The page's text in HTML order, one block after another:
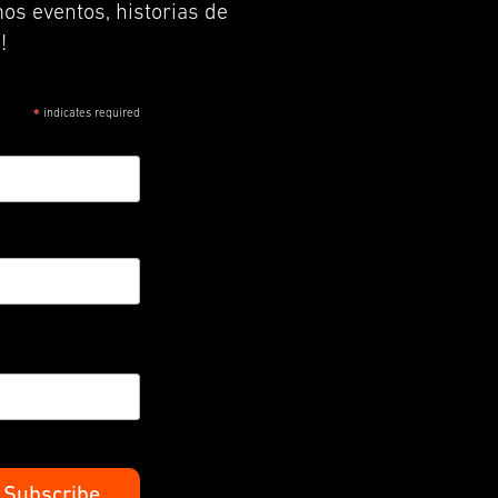
eventos, historias de
* indicates required